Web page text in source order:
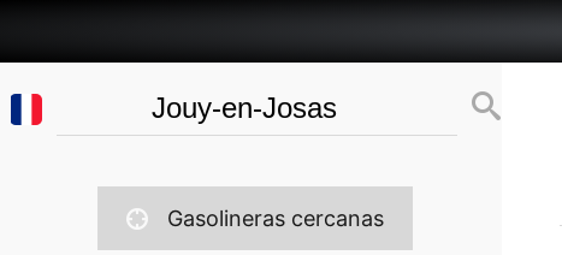
Gasolineras cercanas